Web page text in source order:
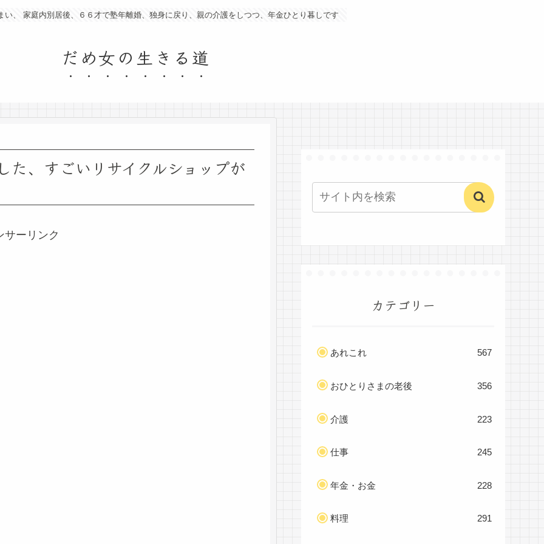
い、 家庭内別居後、６６才で塾年離婚、独身に戻り、親の介護をしつつ、年金ひとり暮しです
だめ女の生きる道
た、すごいリサイクルショップが
サーリンク
カテゴリー
あれこれ 567
おひとりさまの老後 356
介護 223
仕事 245
年金・お金 228
料理 291